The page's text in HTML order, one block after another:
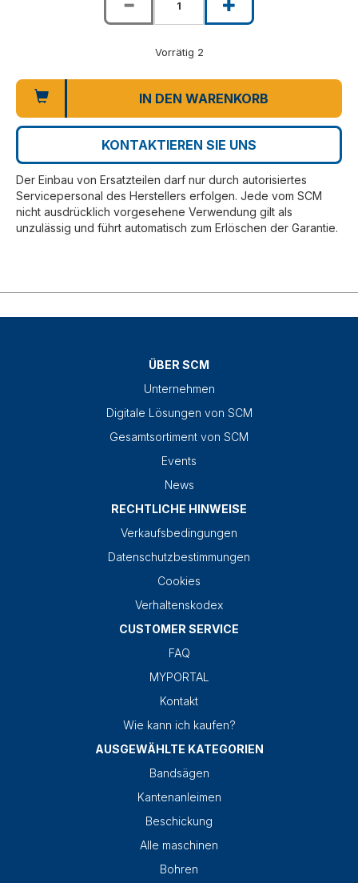
Vorrätig 2
IN DEN WARENKORB
KONTAKTIEREN SIE UNS
Der Einbau von Ersatzteilen darf nur durch autorisiertes
Servicepersonal des Herstellers erfolgen. Jede vom SCM
nicht ausdrücklich vorgesehene Verwendung gilt als
unzulässig und führt automatisch zum Erlöschen der Garantie.
ÜBER SCM
Unternehmen
Digitale Lösungen von SCM
Gesamtsortiment von SCM
Events
News
RECHTLICHE HINWEISE
Verkaufsbedingungen
Datenschutzbestimmungen
Cookies
Verhaltenskodex
CUSTOMER SERVICE
FAQ
MYPORTAL
Kontakt
Wie kann ich kaufen?
AUSGEWÄHLTE KATEGORIEN
Bandsägen
Kantenanleimen
Beschickung
Alle maschinen
Bohren